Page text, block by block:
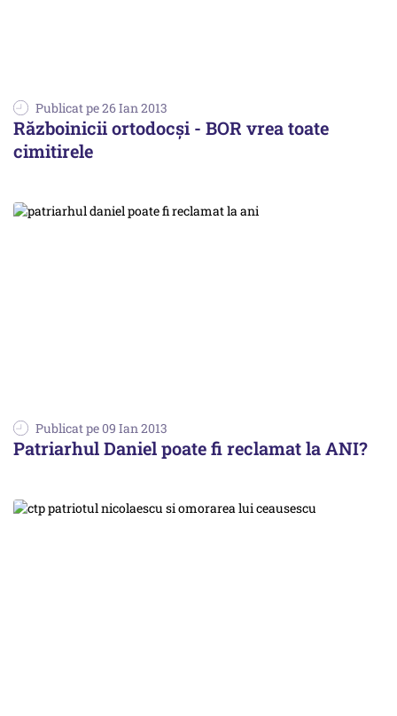
Publicat pe 26 Ian 2013
Războinicii ortodocși - BOR vrea toate
cimitirele
Publicat pe 09 Ian 2013
Patriarhul Daniel poate fi reclamat la ANI?